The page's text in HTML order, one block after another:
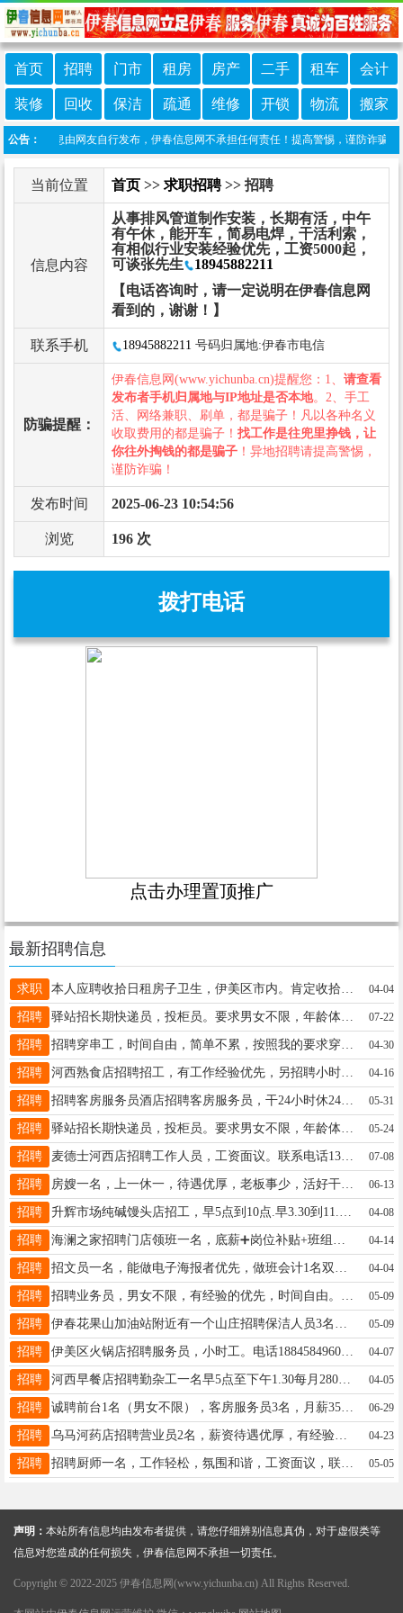
首页 招聘 门市 租房 房产 二手 租车 会计
装修 回收 保洁 疏通 维修 开锁 物流 搬家
公告：
栏目信息由网友自行发布，伊春信息网不承担任何责任！提高警惕，谨防诈骗！
当前位置 首页 >> 求职招聘>> 招聘
信息内容
从事排风管道制作安装，长期有活，中午
有午休，能开车，简易电焊，干活利索，
有相似行业安装经验优先，工资5000起，
可谈张先生
18945882211
【电话咨询时，请一定说明在伊春信息网
看到的，谢谢！】
联系手机 18945882211 号码归属地:伊春市电信
防骗提醒：
伊春信息网(www.yichunba.cn)提醒您：1、 请查看
发布者手机归属地与IP地址是否本地。2、手工
活、网络兼职、刷单，都是骗子！凡以各种名义
收取费用的都是骗子！ 找工作是往兜里挣钱，让
你往外掏钱的都是骗子 ！异地招聘请提高警惕，
谨防诈骗！
发布时间 2025-06-23 10:54:56
浏览 196 次
拨打电话
点击办理置顶推广
最新招聘信息
求职 本人应聘收拾日租房子卫生，伊美区市内。肯定收拾的干净王18945876566 04-04
招聘 驿站招长期快递员，投柜员。要求男女不限，年龄体力够就行，心细，责任心强。待遇电话联系。有经验者电联，吴先生13114587976吴先生17758895804 07-22
招聘 招聘穿串工，时间自由，简单不累，按照我的要求穿就行。具体电话联系，19304589898张先生19304589898 04-30
招聘 河西熟食店招聘招工，有工作经验优先，另招聘小时工李先生13384589393 04-16
招聘 招聘客房服务员酒店招聘客房服务员，干24小时休24小时，底薪+高提成，成手优先！李18045807200 05-31
招聘 驿站招长期快递员，投柜员。要求男女不限，年龄体力够就行，心细，责任心强。待遇电话联系。有经验者电联，吴先生13114587976吴先生13114587976 05-24
招聘 麦德士河西店招聘工作人员，工资面议。联系电话13349383837韩先生13349383837 07-08
招聘 房嫂一名，上一休一，待遇优厚，老板事少，活好干李经理18304582346 06-13
招聘 04-08
招聘 04-14
招聘 04-04
招聘 05-09
招聘 05-09
招聘 伊美区火锅店招聘服务员，小时工。电话18845849609我13089613646 04-07
招聘 河西早餐店招聘勤杂工一名早5点至下午1.30每月2800元➕满勤200招聘小时工一名早7点至中午11点15元每小时小店不大活好干才15094597330 04-05
招聘 诚聘前台1名（男女不限），客房服务员3名，月薪3500-4500+，有经验者优先张15246929696 06-29
招聘 乌马河药店招聘营业员2名，薪资待遇优厚，有经验的优先录用，公司缴纳养老保险。张女士18324667566 04-23
招聘 05-05
声明： 本站所有信息均由发布者提供，请您仔细辨别信息真伪，对于虚假类等
信息对您造成的任何损失，伊春信息网不承担一切责任。
Copyright © 2022-2025 伊春信息网(www.yichunba.cn) All Rights Reserved.